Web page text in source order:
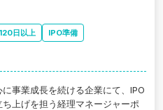
日以上
IPO準備
事業成長を続ける企業にて、IPO
上げを担う経理マネージャーポ